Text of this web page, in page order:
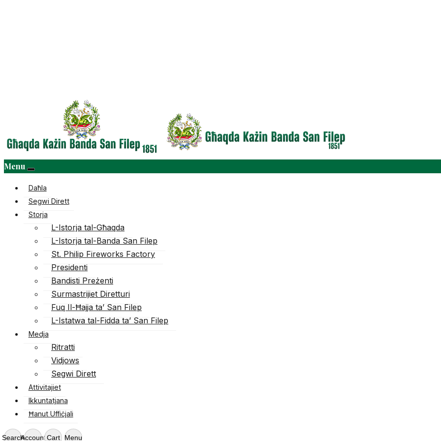
Menu
Daħla
Segwi Dirett
Storja
L-Istorja tal-Għaqda
L-Istorja tal-Banda San Filep
St. Philip Fireworks Factory
Presidenti
Bandisti Preżenti
Surmastrijiet Diretturi
Fuq Il-Ħajja ta’ San Filep
L-Istatwa tal-Fidda ta’ San Filep
Medja
Ritratti
Vidjows
Segwi Dirett
Attivitajiet
Ikkuntatjana
Ħanut Uffiċjali
SearchAccount Cart Menu